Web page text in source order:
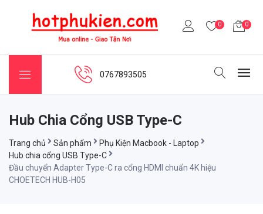
0 0
0767893505
Hub Chia Cổng USB Type-C
Trang chủ Sản phẩm
Phụ Kiện Macbook - Laptop
Hub chia cổng USB Type-C
Đầu chuyển Adapter Type-C ra cổng HDMI chuẩn 4K hiệu
CHOETECH HUB-H05